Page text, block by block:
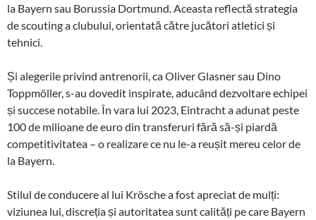
la Bayern sau Borussia Dortmund. Aceasta reflectă strategia
de scouting a clubului, orientată către jucători atletici și
tehnici.
Și alegerile privind antrenorii, ca Oliver Glasner sau Dino
Toppmöller, s-au dovedit inspirate, aducând dezvoltare echipei
și succese notabile. În vara lui 2023, Eintracht a adunat peste
100 de milioane de euro din transferuri fără să-și piardă
competitivitatea – o realizare ce nu le-a reușit mereu celor de
la Bayern.
Stilul de conducere al lui Krösche a fost apreciat de mulți:
viziunea lui, discreția și autoritatea sunt calități pe care Bayern